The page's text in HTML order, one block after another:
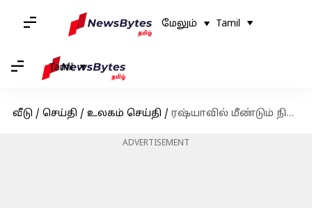
மேலும் Tamil
Tamil
வீடு / செய்தி / உலகம் செய்தி / ரஷ்யாவில் மீண்டும் நிலநடுக்கம்; ரிக்டர் அளவுகோலில் 6.0 ஆக பதிவு
ADVERTISEMENT